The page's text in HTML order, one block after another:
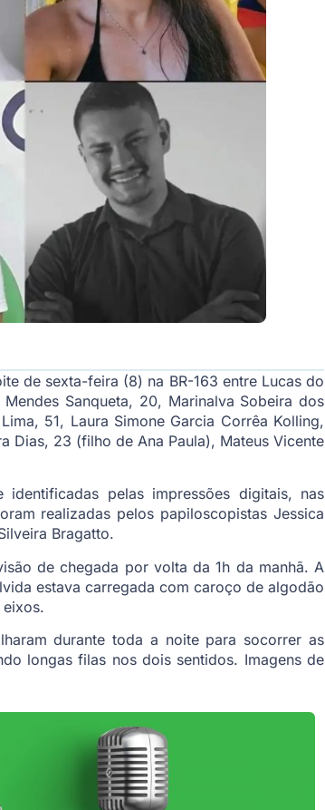
de sexta-feira (8) na BR-163 entre Lucas do
Sanqueta, 20, Marinalva Sobeira dos
51, Laura Simone Garcia Corrêa Kolling,
Dias, 23 (filho de Ana Paula), Mateus Vicente
pelas impressões digitais, nas
realizadas pelos papiloscopistas Jessica
Bragatto.
de chegada por volta da 1h da manhã. A
estava carregada com caroço de algodão
durante toda a noite para socorrer as
longas filas nos dois sentidos. Imagens de